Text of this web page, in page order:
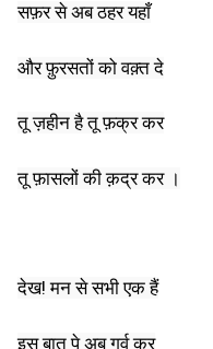
सफ़र से अब ठहर यहाँ
और फ़ुरसतों को वक़्त दे
तू ज़हीन है तू फ़क्र कर
तू फ़ासलों की क़द्र कर ।
देख! मन से सभी एक हैं
इस बात पे अब गर्व कर